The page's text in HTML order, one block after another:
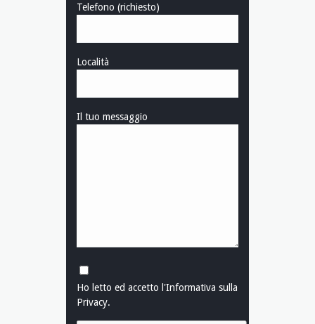
Telefono (richiesto)
Località
Il tuo messaggio
Ho letto ed accetto l'Informativa sulla
Privacy.